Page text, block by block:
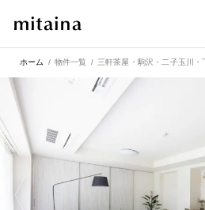
ホーム 物件一覧 三軒茶屋・駒沢・二子玉川・